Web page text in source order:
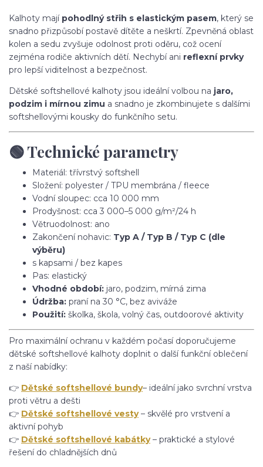
Kalhoty mají pohodlný střih s elastickým pasem, který se
snadno přizpůsobí postavě dítěte a neškrtí. Zpevněná oblast
kolen a sedu zvyšuje odolnost proti oděru, což ocení
zejména rodiče aktivních dětí. Nechybí ani reflexní prvky
pro lepší viditelnost a bezpečnost.
Dětské softshellové kalhoty jsou ideální volbou na jaro,
podzim i mírnou zimu a snadno je zkombinujete s dalšími
softshellovými kousky do funkčního setu.
🟢 Technické parametry
Materiál: třívrstvý softshell
Složení: polyester / TPU membrána / fleece
Vodní sloupec: cca 10 000 mm
Prodyšnost: cca 3 000–5 000 g/m²/24 h
Větruodolnost: ano
Zakončení nohavic: Typ A / Typ B / Typ C (dle
výběru)
s kapsami / bez kapes
Pas: elastický
Vhodné období: jaro, podzim, mírná zima
Údržba: praní na 30 °C, bez aviváže
Použití: školka, škola, volný čas, outdoorové aktivity
Pro maximální ochranu v každém počasí doporučujeme
dětské softshellové kalhoty doplnit o další funkční oblečení
z naší nabídky:
👉 Dětské softshellové bundy– ideální jako svrchní vrstva
proti větru a dešti
👉 Dětské softshellové vesty– skvělé pro vrstvení a
aktivní pohyb
👉 Dětské softshellové kabátky– praktické a stylové
řešení do chladnějších dnů